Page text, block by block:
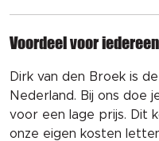
Voordeel voor iedereen
Dirk van den Broek is
Nederland. Bij ons doe
voor een lage prijs. Dit
onze eigen kosten